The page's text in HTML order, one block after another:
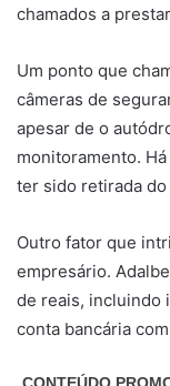
chamados a
Um ponto que
câmeras de
apesar de o
monitoramento.
ter sido retirada
Outro fator que
empresário.
de reais, incluindo
conta bancária